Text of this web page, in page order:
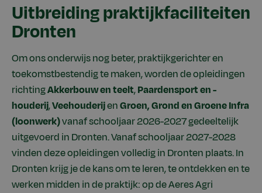
Uitbreiding praktijkfaciliteiten
Dronten
Om ons onderwijs nog beter, praktijkgerichter en
toekomstbestendig te maken, worden de opleidingen
richtingAkkerbouw en teelt,Paardensport en -
houderij,VeehouderijenGroen, Grond en Groene Infra
(loonwerk)vanaf schooljaar 2026-2027 gedeeltelijk
uitgevoerd in Dronten. Vanaf schooljaar 2027-2028
vinden deze opleidingen volledig in Dronten plaats.In
Dronten krijg je de kans om te leren, te ontdekken en te
werken midden in de praktijk: op deAeres Agri